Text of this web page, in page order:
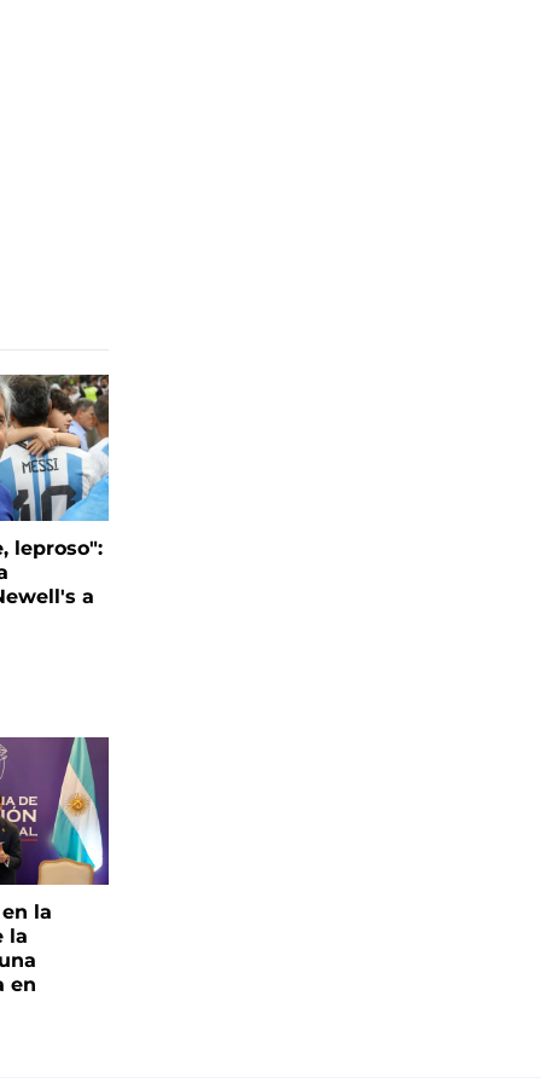
leproso":
a
la
la
en